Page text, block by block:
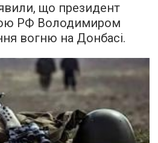
що президент
РФ Володимиром
вогню на Донбасі.